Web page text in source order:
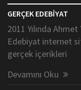
GERÇEK EDEBİYAT
2011 Yılında
Edebiyat internet
gerçek içerikleri
Devamını Oku